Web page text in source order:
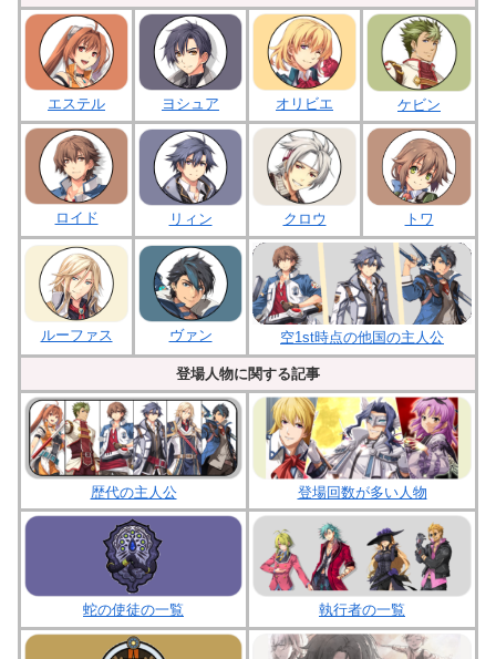
エステル ヨシュア オリビエ ケビン
ロイド リィン クロウ トワ
ルーファス ヴァン 空1st時点の他国の主人公
登場人物に関する記事
歴代の主人公 登場回数が多い人物
蛇の使徒の一覧 執行者の一覧